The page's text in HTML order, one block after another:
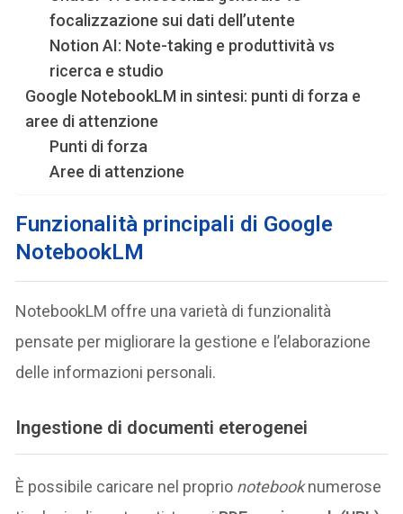
focalizzazione sui dati dell’utente
Notion AI: Note-taking e produttività vs
ricerca e studio
Google NotebookLM in sintesi: punti di forza e
aree di attenzione
Punti di forza
Aree di attenzione
Funzionalità principali di Google
NotebookLM
NotebookLM offre una varietà di funzionalità
pensate per migliorare la gestione e l’elaborazione
delle informazioni personali.
Ingestione di documenti eterogenei
È possibile caricare nel proprio notebooknumerose